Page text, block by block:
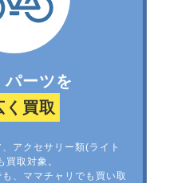
パーツを
く買取
アクセサリー類(ライト
取対象。
、ママチャリでも買い取